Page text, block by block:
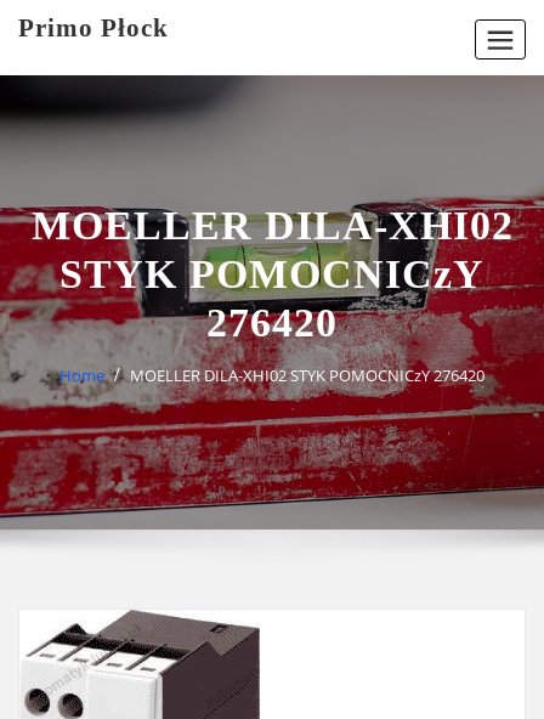
Primo Płock
MOELLER DILA-XHI02
STYK POMOCNICzY
276420
Home MOELLER DILA-XHI02 STYK POMOCNICzY 276420